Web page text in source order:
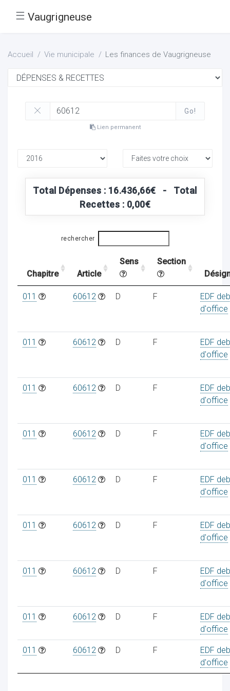
☰ Vaugrigneuse
Accueil Vie municipale Les finances de Vaugrigneuse
Go!
Lien permanent
Total Dépenses : 16.436,66€ - Total
Recettes : 0,00€
rechercher
Chapitre Article
Sens
Section
011 60612 D F
EDF
d'office
011 60612 D F
EDF
d'office
011 60612 D F
EDF
d'office
011 60612 D F
EDF
d'office
011 60612 D F
EDF
d'office
011 60612 D F
EDF
d'office
011 60612 D F
EDF
d'office
011 60612 D F
EDF
d'office
011 60612 D F
EDF
d'office